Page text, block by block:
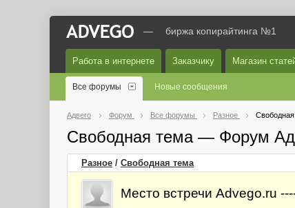
— биржа копирайтинга №1
Работа в интернете Заказчику Магазин
Все форумы Новые сообщения
Адвего Форум Все форумы Разное
Свободная тема — Форум
Разное / Свободная тема
Место встречи Advego.ru